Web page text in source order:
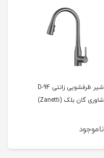
شیر ظرفشویی زانتی D-94
شاوری گان بلک (Zanetti)
ناموجود